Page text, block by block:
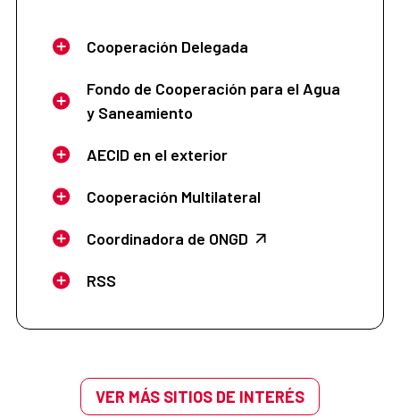
Cooperación Delegada
Fondo de Cooperación para el Agua
y Saneamiento
AECID en el exterior
Cooperación Multilateral
Coordinadora de ONGD
RSS
VER MÁS SITIOS DE INTERÉS